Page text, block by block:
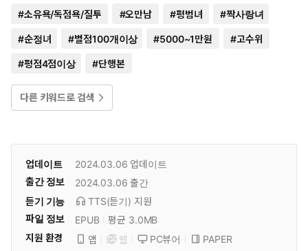
#소유욕/독점욕/질투 #오만남 #평범녀 #짝사랑녀
#순정녀 #별점100개이상 #5000~1만원 #고수위
#평점4점이상 #단행본
다른 키워드로 검색
업데이트 2024.03.06 업데이트
출간 정보
2024.03.06 출간
듣기 기능
TTS(듣기) 지원
파일 정보
EPUB
평균 3.0MB
지원 환경
앱 웹 PC뷰어
PAPER